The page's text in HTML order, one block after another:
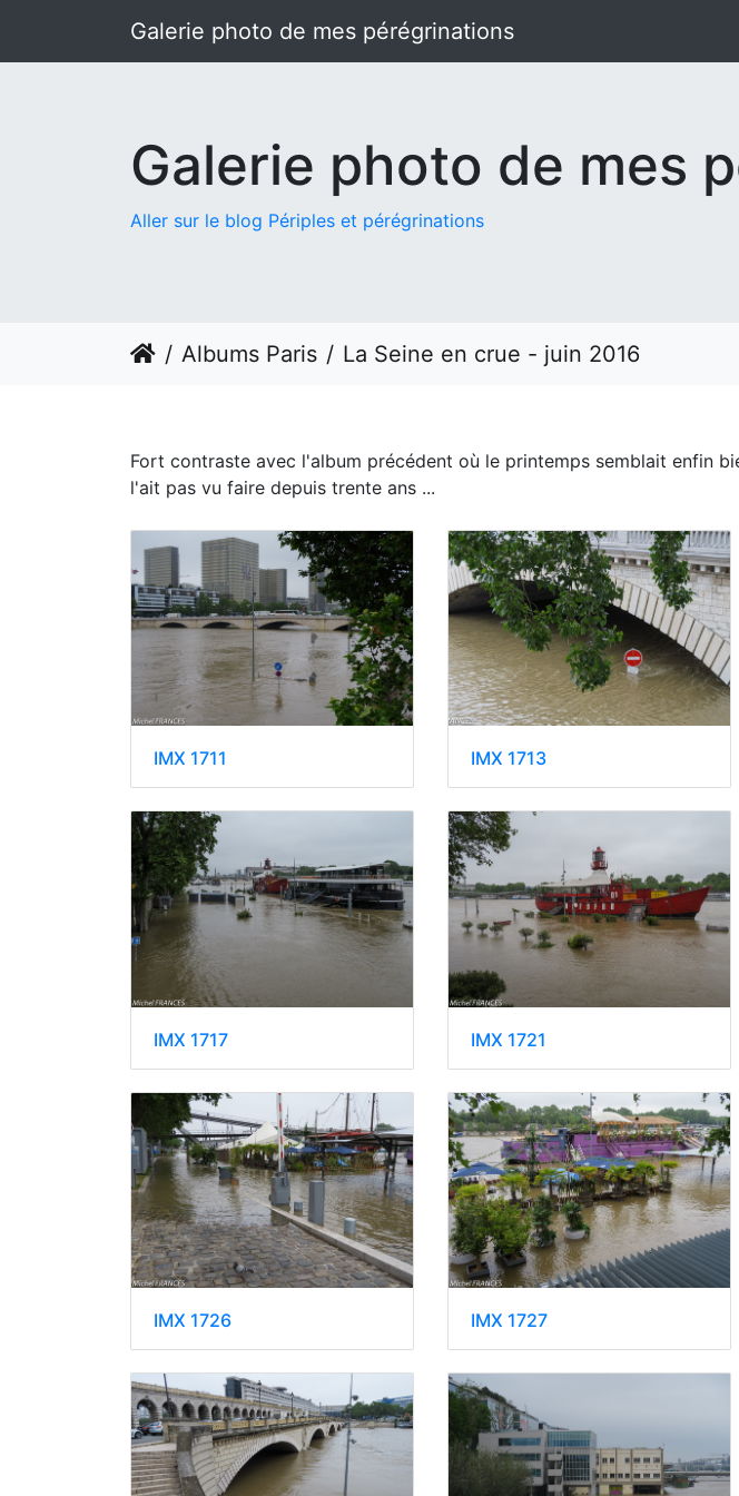
Galerie photo de mes pérégrinations
Galerie photo de mes
Aller sur le blog Périples et pérégrinations
Albums Paris La Seine en crue - juin 2016
Fort contraste avec l'album précédent où le printemps semblait enfin
l'ait pas vu faire depuis trente ans ...
IMX 1711 IMX 1713
IMX 1717 IMX 1721
IMX 1726 IMX 1727